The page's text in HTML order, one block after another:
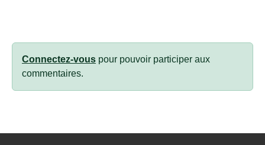
Connectez-vous pour pouvoir participer aux
commentaires.